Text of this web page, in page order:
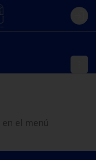
Login
el menú